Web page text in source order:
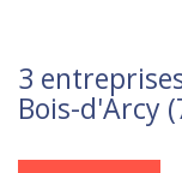
3
Bois-d'Arcy